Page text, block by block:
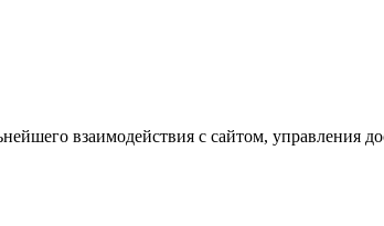
взаимодействия с сайтом, управления